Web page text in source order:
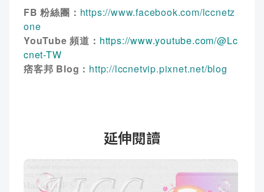
FB 粉絲團： https://www.facebook.com/lccnetz
one
YouTube 頻道： https://www.youtube.com/@Lc
cnet-TW
痞客邦 Blog： http://lccnetvip.pixnet.net/blog
延伸閱讀